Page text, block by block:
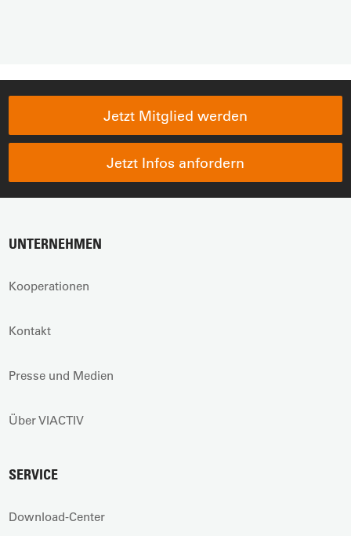
Jetzt Mitglied werden
Jetzt Infos anfordern
UNTERNEHMEN
Kooperationen
Kontakt
Presse und Medien
Über VIACTIV
SERVICE
Download-Center